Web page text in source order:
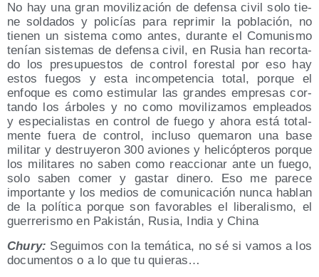
No hay una gran movi­li­za­ción de defen­sa civil solo tie­
ne sol­da­dos y poli­cías para repri­mir la pobla­ción, no
tie­nen un sis­te­ma como antes, duran­te el Comu­nis­mo
tenían sis­te­mas de defen­sa civil, en Rusia han recor­ta­
do los pre­su­pues­tos de con­trol fores­tal por eso hay
estos fue­gos y esta incom­pe­ten­cia total, por­que el
enfo­que es como esti­mu­lar las gran­des empre­sas cor­
tan­do los árbo­les y no como movi­li­za­mos emplea­dos
y espe­cia­lis­tas en con­trol de fue­go y aho­ra está total­
men­te fue­ra de con­trol, inclu­so que­ma­ron una base
mili­tar y des­tru­ye­ron 300 avio­nes y heli­cóp­te­ros por­que
los mili­ta­res no saben como reac­cio­nar ante un fue­go,
solo saben comer y gas­tar dine­ro. Eso me pare­ce
impor­tan­te y los medios de comu­ni­ca­ción nun­ca hablan
de la polí­ti­ca por­que son favo­ra­bles el libe­ra­lis­mo, el
gue­rre­ris­mo en Pakis­tán, Rusia, India y China
Chury: Segui­mos con la temá­ti­ca, no sé si vamos a los
docu­men­tos o a lo que tu quieras…